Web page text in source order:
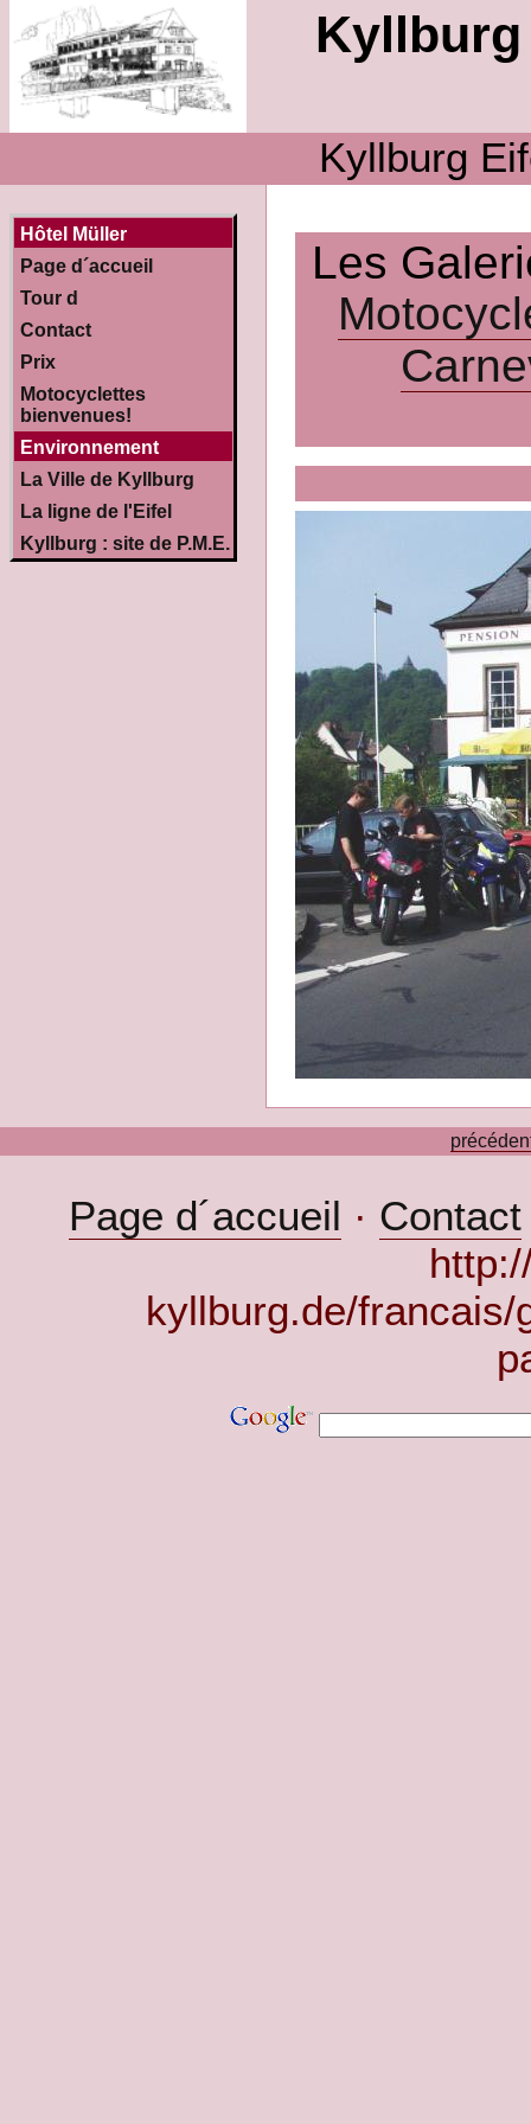
Kyllburg
Kyllburg
Hôtel Müller
Page d´accueil
Tour d
Contact
Prix
Motocyclettes
bienvenues!
Environnement
La Ville de Kyllburg
La ligne de l'Eifel
Kyllburg : site de P.M.E.
Les
Page d´accueil · Contact
kyllburg.de/